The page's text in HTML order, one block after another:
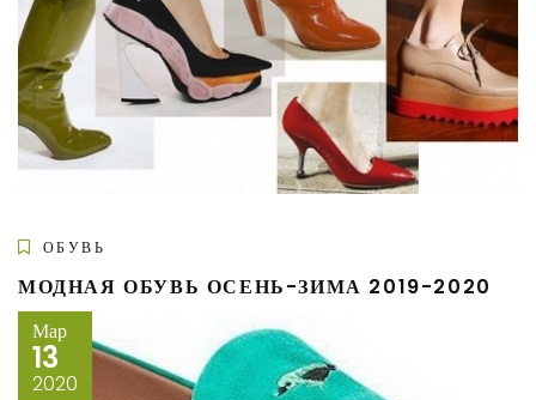
ОБУВЬ
МОДНАЯ ОБУВЬ ОСЕНЬ-ЗИМА 2019-2020
Мар
13
2020